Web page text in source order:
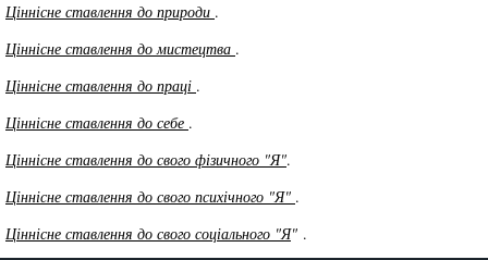
Ціннісне ставлення до природи .
Ціннісне ставлення до мистецтва .
Ціннісне ставлення до праці .
Ціннісне ставлення до себе .
Ціннісне ставлення до свого фізичного "Я".
Ціннісне ставлення до свого психічного "Я" .
Ціннісне ставлення до свого соціального "Я" .